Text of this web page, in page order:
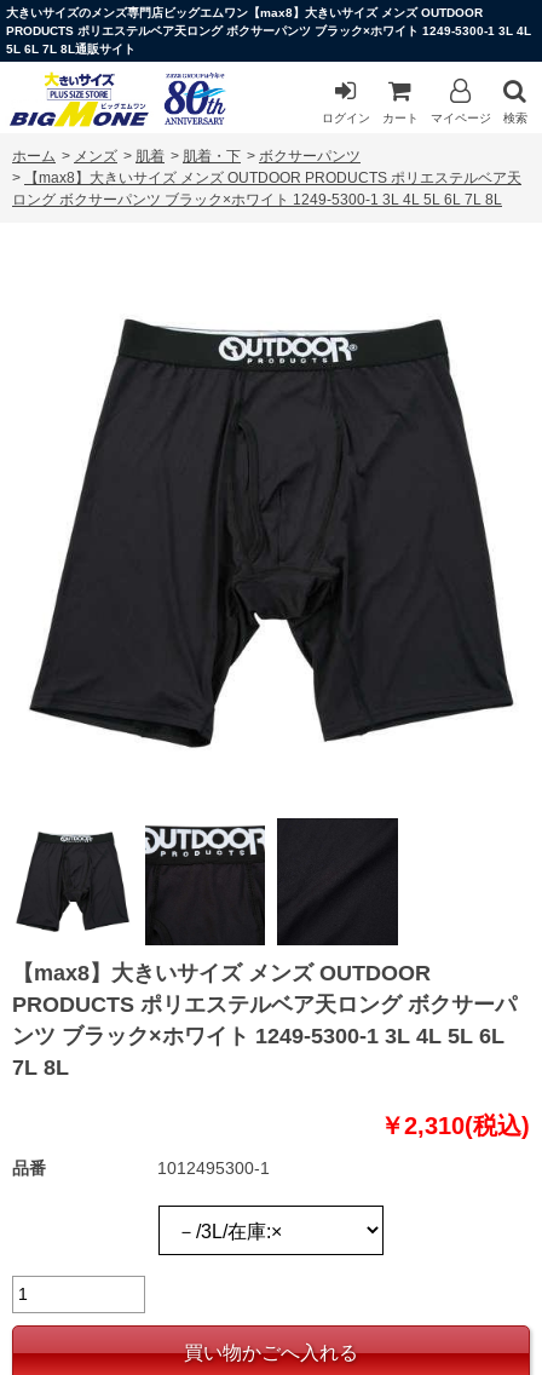
大きいサイズのメンズ専門店ビッグエムワン【max8】大きいサイズ メンズ OUTDOOR
PRODUCTS ポリエステルベア天ロング ボクサーパンツ ブラック×ホワイト 1249-5300-1 3L 4L
5L 6L 7L 8L通販サイト
ログイン カート マイページ 検索
ホーム > メンズ > 肌着 > 肌着・下 > ボクサーパンツ
>
【max8】大きいサイズ メンズ OUTDOOR PRODUCTS ポリエステルベア天
ロング ボクサーパンツ ブラック×ホワイト 1249-5300-1 3L 4L 5L 6L 7L 8L
【max8】大きいサイズ メンズ OUTDOOR
PRODUCTS ポリエステルベア天ロング ボクサーパ
ンツ ブラック×ホワイト 1249-5300-1 3L 4L 5L 6L
7L 8L
￥2,310(税込)
品番 1012495300-1